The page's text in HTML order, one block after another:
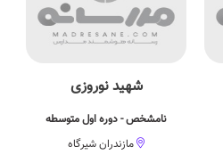
شهید نوروزی
نامشخص - دوره اول متوسطه
مازندران شیرگاه